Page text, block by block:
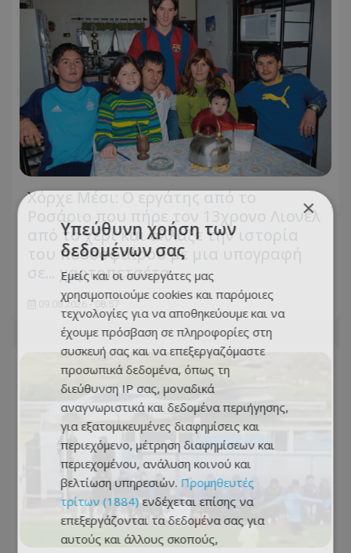
Χόρχε Μέσι: Ο εργάτης από το
Ροσάριο που πήρε τον 13χρονο Λιονέλ
από το χέρι και άλλαξε την ιστορία
του ποδοσφαίρου με μια υπογραφή
σε... χαρτοπετσέτα
09.08.2026 - 08:57
×
Υπεύθυνη χρήση των
δεδομένων σας
Εμείς και οι συνεργάτες μας
χρησιμοποιούμε cookies και παρόμοιες
τεχνολογίες για να αποθηκεύουμε και να
έχουμε πρόσβαση σε πληροφορίες στη
συσκευή σας και να επεξεργαζόμαστε
προσωπικά δεδομένα, όπως τη
διεύθυνση IP σας, μοναδικά
αναγνωριστικά και δεδομένα περιήγησης,
για εξατομικευμένες διαφημίσεις και
περιεχόμενο, μέτρηση διαφημίσεων και
περιεχομένου, ανάλυση κοινού και
βελτίωση υπηρεσιών. Προμηθευτές
τρίτων (1884) ενδέχεται επίσης να
επεξεργάζονται τα δεδομένα σας για
αυτούς και άλλους σκοπούς,